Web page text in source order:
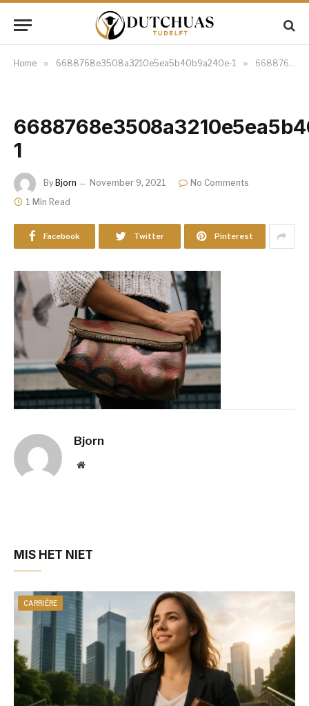
Home » 6688768e3508a3210e5ea5b40b9a240e-1 » 6688768e3508a3210e5ea5b40b9a240e-1
1
By Bjorn November 9, 2021
No Comments
1 Min Read
Facebook Twitter Pinterest
Bjorn
Website
MIS HET NIET
CARRIÈRE